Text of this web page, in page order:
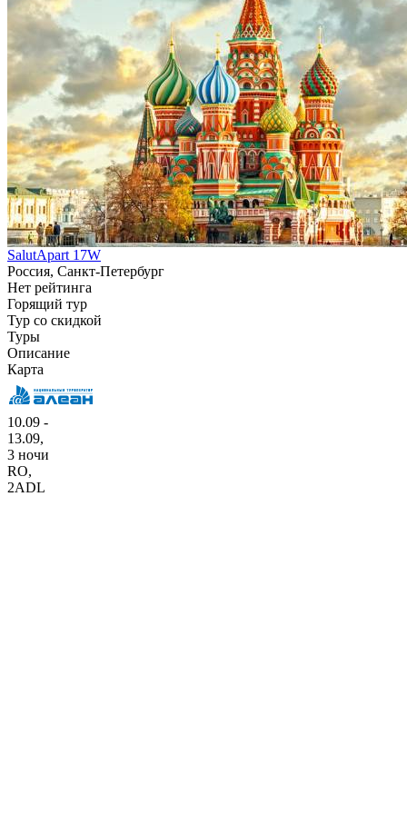
SalutApart 17W
Россия, Санкт-Петербург
Нет рейтинга
Горящий тур
Тур со скидкой
Туры
Описание
Карта
10.09 -
13.09,
3 ночи
RO,
2ADL